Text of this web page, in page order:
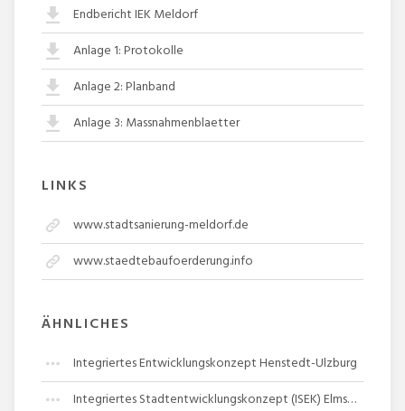
Endbericht IEK Meldorf
Anlage 1: Protokolle
Anlage 2: Planband
Anlage 3: Massnahmenblaetter
LINKS
www.stadtsanierung-meldorf.de
www.staedtebaufoerderung.info
ÄHNLICHES
Integriertes Entwicklungskonzept Henstedt-Ulzburg
Integriertes Stadtentwicklungskonzept (ISEK) Elmshorn